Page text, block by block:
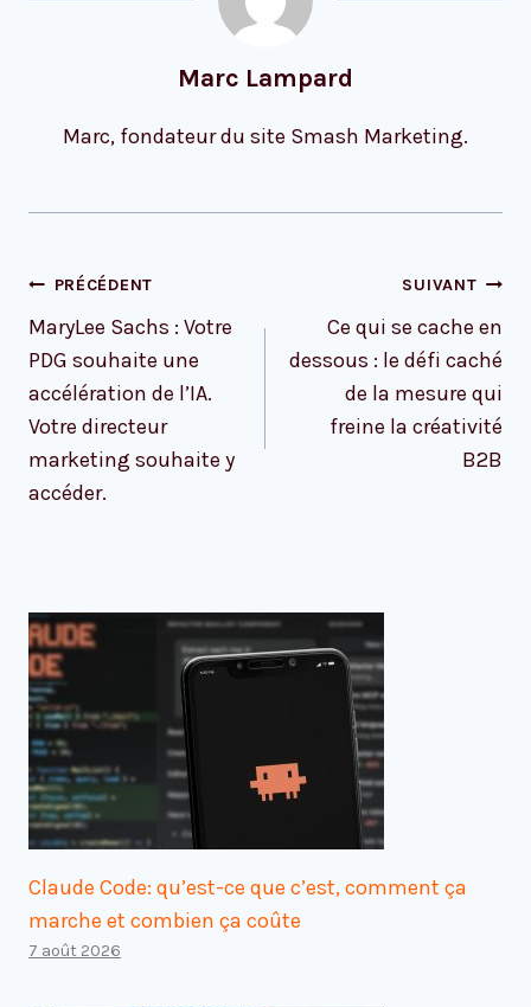
Marc Lampard
Marc, fondateur du site Smash Marketing.
Navigation
l’article
PRÉCÉDENT
MaryLee Sachs : Votre
PDG souhaite une
accélération de l’IA.
Votre directeur
marketing souhaite y
accéder.
SUIVANT
Ce qui se cache en
dessous : le défi caché
de la mesure qui
freine la créativité
B2B
Claude Code: qu’est-ce que c’est, comment ça
marche et combien ça coûte
7 août 2026